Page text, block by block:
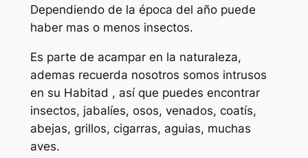
Dependiendo de la época del año puede
haber mas o menos insectos.
Es parte de acampar en la naturaleza,
ademas recuerda nosotros somos intrusos
en su Habitad , así que puedes encontrar
insectos, jabalíes, osos, venados, coatís,
abejas, grillos, cigarras, aguias, muchas
aves.